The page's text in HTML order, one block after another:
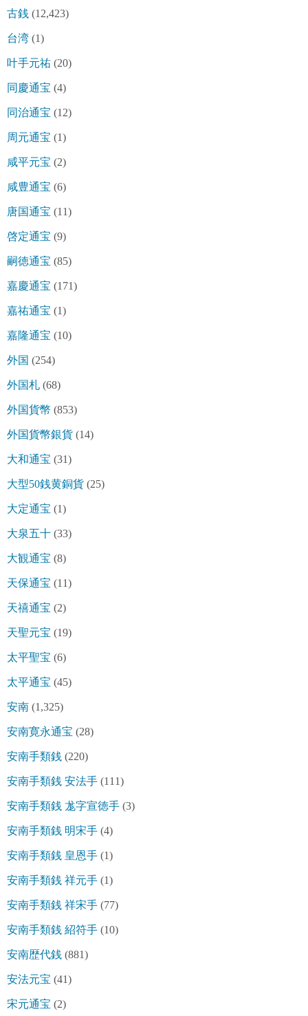
古銭 (12,423)
台湾 (1)
叶手元祐 (20)
同慶通宝 (4)
同治通宝 (12)
周元通宝 (1)
咸平元宝 (2)
咸豊通宝 (6)
唐国通宝 (11)
啓定通宝 (9)
嗣徳通宝 (85)
嘉慶通宝 (171)
嘉祐通宝 (1)
嘉隆通宝 (10)
外国 (254)
外国札 (68)
外国貨幣 (853)
外国貨幣銀貨 (14)
大和通宝 (31)
大型50銭黄銅貨 (25)
大定通宝 (1)
大泉五十 (33)
大観通宝 (8)
天保通宝 (11)
天禧通宝 (2)
天聖元宝 (19)
太平聖宝 (6)
太平通宝 (45)
安南 (1,325)
安南寛永通宝 (28)
安南手類銭 (220)
安南手類銭 安法手 (111)
安南手類銭 尨字宣徳手 (3)
安南手類銭 明宋手 (4)
安南手類銭 皇恩手 (1)
安南手類銭 祥元手 (1)
安南手類銭 祥宋手 (77)
安南手類銭 紹符手 (10)
安南歴代銭 (881)
安法元宝 (41)
宋元通宝 (2)